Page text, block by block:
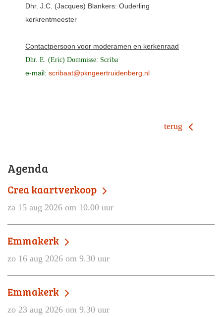
Dhr. J.C. (Jacques) Blankers: Ouderling
kerkrentmeester
Contactpersoon voor moderamen en kerkenraad
Dhr. E. (Eric) Dommisse: Scriba
e-mail: scribaat@pkngeertruidenberg.nl
terug
Agenda
Crea kaartverkoop
za 15 aug 2026 om 10.00 uur
Emmakerk
zo 16 aug 2026 om 9.30 uur
Emmakerk
zo 23 aug 2026 om 9.30 uur